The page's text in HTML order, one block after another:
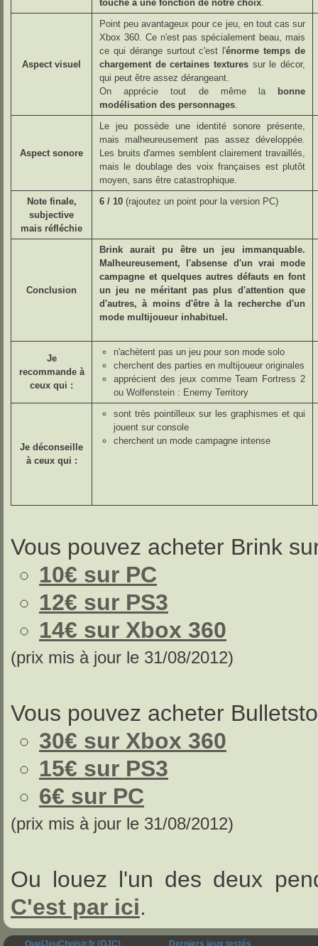
touche à une fonction de notre choix.
Aspect visuel
Point peu avantageux pour ce jeu, en tout cas sur
Xbox 360. Ce n'est pas spécialement beau, mais
ce qui dérange surtout c'est l'énorme temps de
chargement de certaines textures sur le décor,
qui peut être assez dérangeant.
On apprécie tout de même la
bonne
modélisation des personnages.
Aspect sonore
Le jeu possède une identité sonore présente,
mais malheureusement pas assez développée.
Les bruits d'armes semblent clairement travaillés,
mais le doublage des voix françaises est plutôt
moyen, sans être catastrophique.
Note finale,
subjective
mais réfléchie
6 / 10 (rajoutez un point pour la version PC)
Conclusion
Brink aurait pu être un jeu immanquable.
Malheureusement, l'absense d'un vrai mode
campagne et quelques autres défauts en font
un jeu ne méritant pas plus d'attention que
d'autres, à moins d'être à la recherche d'un
mode multijoueur inhabituel.
Je
recommande à
ceux qui :
n'achètent pas un jeu pour son mode solo
cherchent des parties en multijoueur originales
apprécient des jeux comme Team Fortress 2
ou Wolfenstein : Enemy Territory
Je déconseille
à ceux qui :
sont très pointilleux sur les graphismes et qui
jouent sur console
cherchent un mode campagne intense
Vous pouvez acheter Brink
10€ sur PC
12€ sur PS3
14€ sur Xbox 360
(prix mis à jour le 31/08/2012)
Vous pouvez acheter
30€ sur Xbox 360
15€ sur PS3
6€ sur PC
(prix mis à jour le 31/08/2012)
Ou louez l'un des deux
C'est par ici.
QuelJeuChoisir.fr (QJC)
Derniers jeux testés